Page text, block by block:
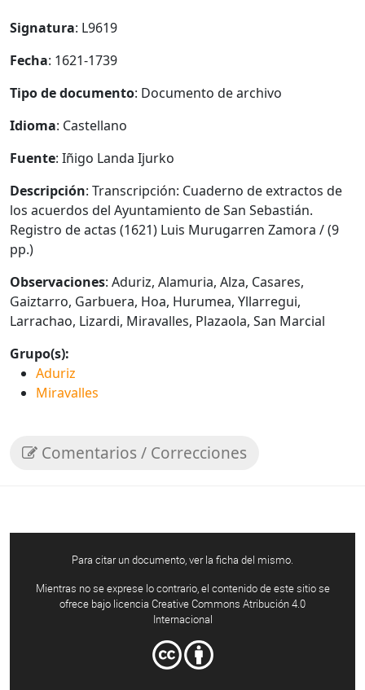
Signatura: L9619
Fecha: 1621-1739
Tipo de documento: Documento de archivo
Idioma: Castellano
Fuente: Iñigo Landa Ijurko
Descripción: Transcripción: Cuaderno de extractos de
los acuerdos del Ayuntamiento de San Sebastián.
Registro de actas (1621) Luis Murugarren Zamora / (9
pp.)
Observaciones: Aduriz, Alamuria, Alza, Casares,
Gaiztarro, Garbuera, Hoa, Hurumea, Yllarregui,
Larrachao, Lizardi, Miravalles, Plazaola, San Marcial
Grupo(s):
Aduriz
Miravalles
Comentarios / Correcciones
Para citar un documento, ver la ficha del mismo.
Mientras no se exprese lo contrario, el contenido de este sitio se
ofrece bajo licencia Creative Commons Atribución 4.0
Internacional